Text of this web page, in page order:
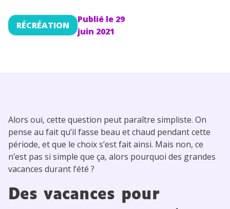
RÉCRÉATION
Publié le 29
juin 2021
Alors oui, cette question peut paraître simpliste. On
pense au fait qu’il fasse beau et chaud pendant cette
période, et que le choix s’est fait ainsi. Mais non, ce
n’est pas si simple que ça, alors pourquoi des grandes
vacances durant l’été ?
Des vacances pour